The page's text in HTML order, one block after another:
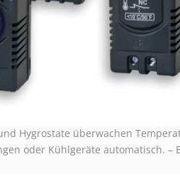
Hygrostate überwachen
oder Kühlgeräte automatisch.–